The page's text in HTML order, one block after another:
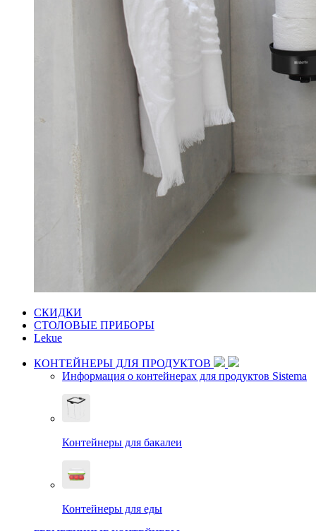
СКИДКИ
СТОЛОВЫЕ ПРИБОРЫ
Lekue
КОНТЕЙНЕРЫ ДЛЯ ПРОДУКТОВ
Информация о контейнерах для продуктов Sistema
Контейнеры для бакалеи
Контейнеры для еды